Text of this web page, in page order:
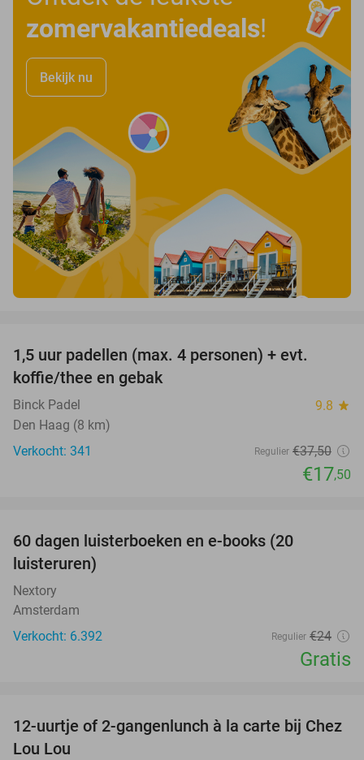
zomervakantiedeals!
Bekijk nu
1,5 uur padellen (max. 4 personen) + evt.
koffie/thee en gebak
Binck Padel 9.8 star
Den Haag (8 km)
Verkocht: 341
Regulier €37,50
€17,50
60 dagen luisterboeken en e-books (20
luisteruren)
Nextory
Amsterdam
Verkocht: 6.392
Regulier €24
Gratis
32%
12-uurtje of 2-gangenlunch à la carte bij Chez
Lou Lou